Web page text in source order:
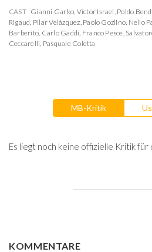
CAST Gianni Garko, Víctor Israel, Poldo
Rigaud, Pilar Velázquez, Paolo Gozlino, Nello
Barberito, Carlo Gaddi, Franco Pesce,
Ceccarelli, Pasquale Coletta
MB-Kritik
Es liegt noch keine offizielle Kritik für
KOMMENTARE